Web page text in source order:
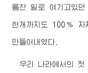
름찬 일로 여기고있
한개까지도 100％ 자
만들어내였다.
우리 나라에서의 첫